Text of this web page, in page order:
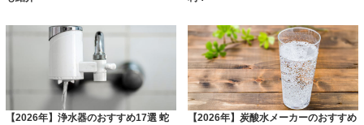
【2026年】浄水器のおすすめ17選 蛇
【2026年】炭酸水メーカーのおすすめ